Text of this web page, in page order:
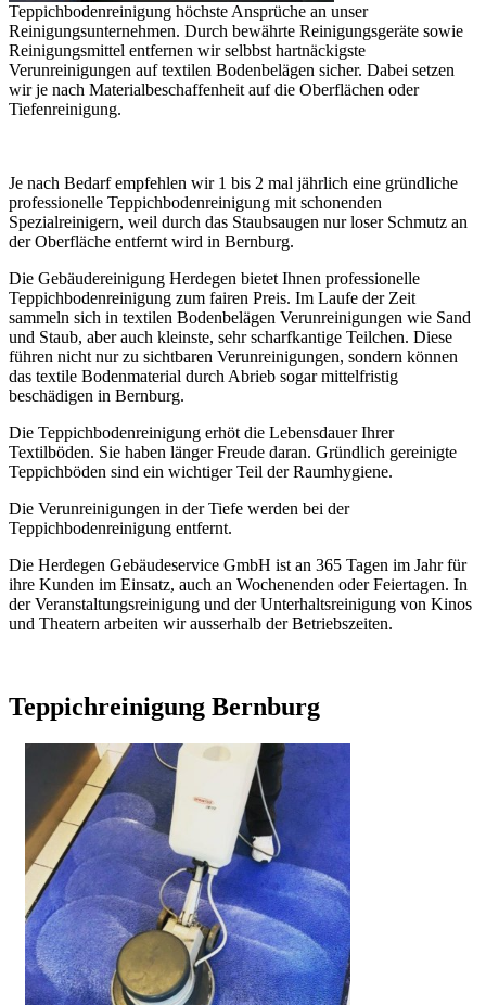
Teppichbodenreinigung höchste Ansprüche an unser
Reinigungsunternehmen. Durch bewährte Reinigungsgeräte sowie
Reinigungsmittel entfernen wir selbbst hartnäckigste
Verunreinigungen auf textilen Bodenbelägen sicher. Dabei setzen
wir je nach Materialbeschaffenheit auf die Oberflächen oder
Tiefenreinigung.
Je nach Bedarf empfehlen wir 1 bis 2 mal jährlich eine gründliche
professionelle Teppichbodenreinigung mit schonenden
Spezialreinigern, weil durch das Staubsaugen nur loser Schmutz an
der Oberfläche entfernt wird in Bernburg.
Die Gebäudereinigung Herdegen bietet Ihnen professionelle
Teppichbodenreinigung zum fairen Preis. Im Laufe der Zeit
sammeln sich in textilen Bodenbelägen Verunreinigungen wie Sand
und Staub, aber auch kleinste, sehr scharfkantige Teilchen. Diese
führen nicht nur zu sichtbaren Verunreinigungen, sondern können
das textile Bodenmaterial durch Abrieb sogar mittelfristig
beschädigen in Bernburg.
Die Teppichbodenreinigung erhöt die Lebensdauer Ihrer
Textilböden. Sie haben länger Freude daran. Gründlich gereinigte
Teppichböden sind ein wichtiger Teil der Raumhygiene.
Die Verunreinigungen in der Tiefe werden bei der
Teppichbodenreinigung entfernt.
Die Herdegen Gebäudeservice GmbH ist an 365 Tagen im Jahr für
ihre Kunden im Einsatz, auch an Wochenenden oder Feiertagen. In
der Veranstaltungsreinigung und der Unterhaltsreinigung von Kinos
und Theatern arbeiten wir ausserhalb der Betriebszeiten.
Teppichreinigung Bernburg